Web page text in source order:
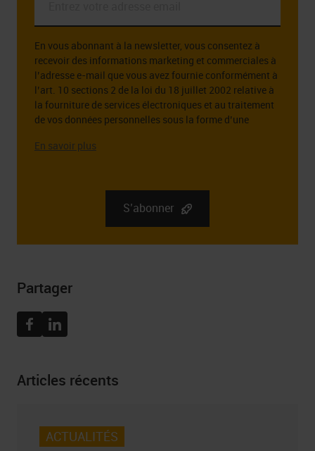
email
*
En vous abonnant à la newsletter, vous consentez à
recevoir des informations marketing et commerciales à
l’adresse e-mail que vous avez fournie conformément à
l’art. 10 sections 2 de la loi du 18 juillet 2002 relative à
la fourniture de services électroniques et au traitement
de vos données personnelles sous la forme d’une
Sp. k., st. Dlugosza 2-6, 51 – 162 Wrocław. Des
informations complètes sur l’administrateur de vos
S’abonner
Partager
FacebookLinkedin
Articles récents
ACTUALITÉS